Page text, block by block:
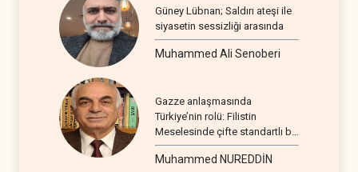
Güney Lübnan; Saldırı ateşi ile
siyasetin sessizliği arasında
Muhammed Ali Senoberi
Gazze anlaşmasında
Türkiye’nin rolü: Filistin
Meselesinde çifte standartlı bir
seyir
Muhammed NUREDDİN